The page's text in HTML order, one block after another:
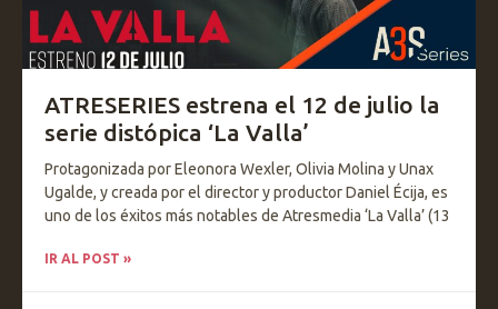
ATRESERIES estrena el 12 de julio la
serie distópica ‘La Valla’
Protagonizada por Eleonora Wexler, Olivia Molina y Unax
Ugalde, y creada por el director y productor Daniel Écija, es
uno de los éxitos más notables de Atresmedia ‘La Valla’ (13
IR AL POST »